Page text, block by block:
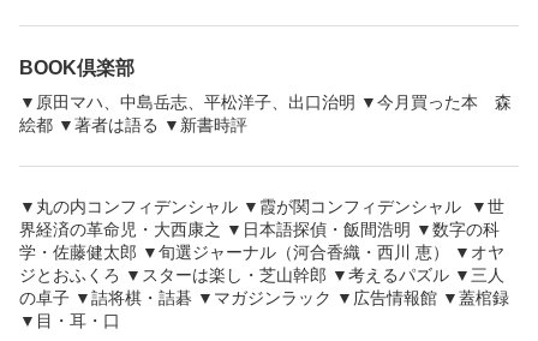
BOOK倶楽部
▼原田マハ、中島岳志、平松洋子、出口治明 ▼今月買った本 森
絵都 ▼著者は語る ▼新書時評
▼丸の内コンフィデンシャル ▼霞が関コンフィデンシャル ▼世
界経済の革命児・大西康之 ▼日本語探偵・飯間浩明 ▼数字の科
学・佐藤健太郎 ▼旬選ジャーナル（河合香織・西川 恵） ▼オヤ
ジとおふくろ ▼スターは楽し・芝山幹郎 ▼考えるパズル ▼三人
の卓子 ▼詰将棋・詰碁 ▼マガジンラック ▼広告情報館 ▼蓋棺録
▼目・耳・口